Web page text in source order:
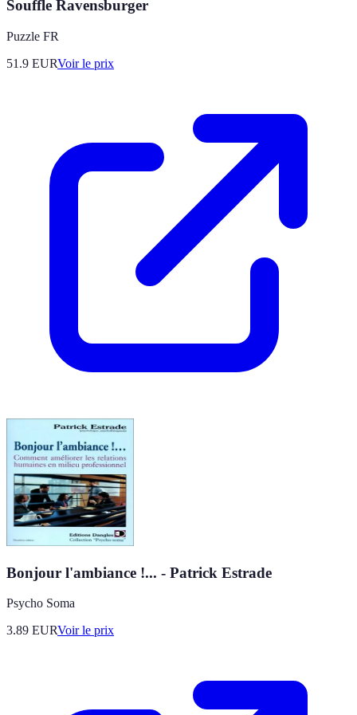
Souffle Ravensburger
Puzzle FR
51.9 EURVoir le prix
Bonjour l'ambiance !... - Patrick Estrade
Psycho Soma
3.89 EURVoir le prix